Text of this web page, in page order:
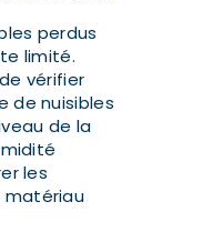
perdus
limité.
vérifier
de nuisibles
de la
les
matériau